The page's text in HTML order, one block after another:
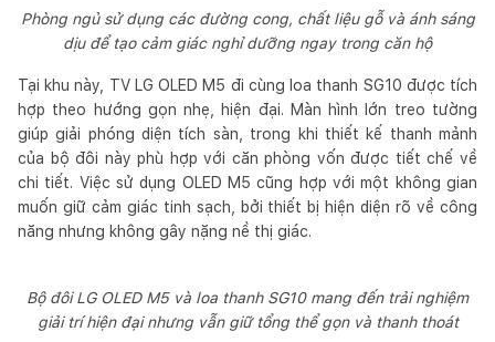
Phòng ngủ sử dụng các đường cong, chất liệu gỗ và ánh sáng
dịu để tạo cảm giác nghỉ dưỡng ngay trong căn hộ
Tại khu này, TV LG OLED M5 đi cùng loa thanh SG10 được tích
hợp theo hướng gọn nhẹ, hiện đại. Màn hình lớn treo tường
giúp giải phóng diện tích sàn, trong khi thiết kế thanh mảnh
của bộ đôi này phù hợp với căn phòng vốn được tiết chế về
chi tiết. Việc sử dụng OLED M5 cũng hợp với một không gian
muốn giữ cảm giác tinh sạch, bởi thiết bị hiện diện rõ về công
năng nhưng không gây nặng nề thị giác.
Bộ đôi LG OLED M5 và loa thanh SG10 mang đến trải nghiệm
giải trí hiện đại nhưng vẫn giữ tổng thể gọn và thanh thoát